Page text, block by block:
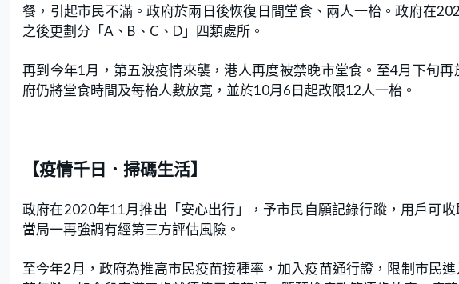
餐，引起市民不滿。政府於兩日後恢復日間堂食、兩人一枱。政府在
之後更劃分「A、B、C、D」四類處所。
再到今年1月，第五波疫情來襲，港人再度被禁晚市堂食。至4月下旬
府仍將堂食時間及每枱人數放寬，並於10月6日起改限12人一枱。
【疫情千日．掃碼生活】
政府在2020年11月推出「安心出行」，予市民自願記錄行蹤，用戶可
當局一再強調有經第三方評估風險。
至今年2月，政府為推高市民疫苗接種率，加入疫苗通行證，限制市民